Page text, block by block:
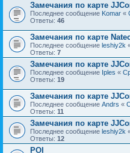
Замечания по карте
Последнее сообщение Komar «
Ответы: 46
Замечания по карте
Последнее сообщение leshiy2k
Ответы: 7
Замечания по карте
Последнее сообщение Iples «
Ответы: 19
Замечания по карте
Последнее сообщение Andrs «
Ответы: 11
Замечания по карте
Последнее сообщение leshiy2k
Ответы: 12
POI